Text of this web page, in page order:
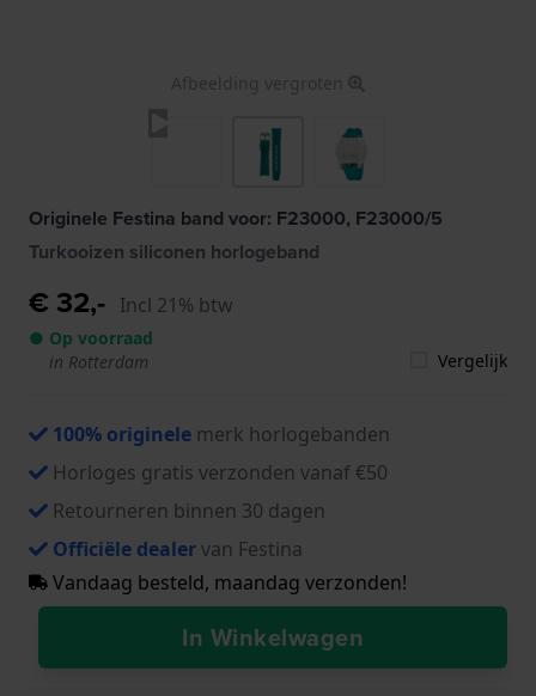
Afbeelding vergroten
Originele Festina band voor: F23000, F23000/5
Turkooizen siliconen horlogeband
€ 32,- Incl 21% btw
● Op voorraad
in Rotterdam
Vergelijk
100% originele merk horlogebanden
Horloges gratis verzonden vanaf €50
Retourneren binnen 30 dagen
Officiële dealervan Festina
Vandaag besteld, maandag verzonden!
In Winkelwagen